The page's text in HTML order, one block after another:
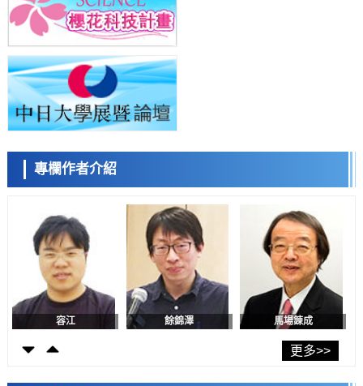
化火災防控
科學研究
福井大學發現細胞記憶過往並抑制反應的機制，闡明即便DNA相同反應
迥異之謎
科學研究
神戶大學確認口服癌症疫苗B440單藥給藥的安全性，在轉移性尿路上皮
癌患者中開展臨床試驗
政策
日本發布《令和8年版科學技術與創新白皮書》，解讀第七期基本計劃
科學研究
東京大學發現可誘導細胞死亡的新型信使物質
東京都健康長壽醫療中心跨器官揭示衰老過程中的糖鏈變化
科學研究
產總研無需石油利用松脂製備石墨前驅體，可作為電池電極材料
科學研究
東京大學和海上保安廳等發現南海海槽沿線板塊邊界鎖定狀態存在區域
政策
日本第2次醫療研究開發調整費，根據一線實際情況和需求分配99.3億
專欄作者介紹
小岩井忠道
陳小牧 李鷗 安寧
容江 餘錦澤 馬場錬成
更多>>